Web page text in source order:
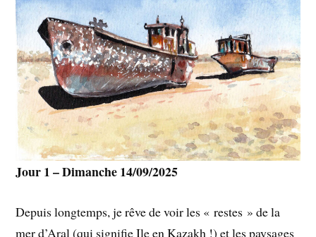
Jour 1 – Dimanche 14/09/2025
Depuis longtemps, je rêve de voir les « restes » de la
mer d’Aral (qui signifie Ile en Kazakh !) et les paysages